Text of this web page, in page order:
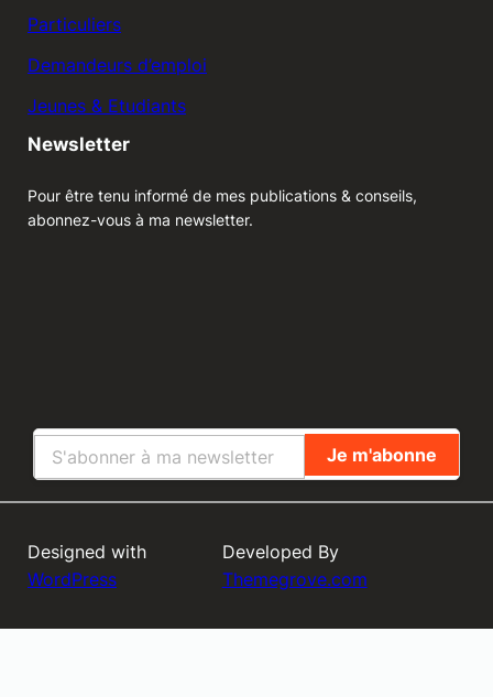
Particuliers
Demandeurs d’emploi
Jeunes & Etudiants
Newsletter
Pour être tenu informé de mes publications & conseils,
abonnez-vous à ma newsletter.
Designed with
WordPress
Developed By
Themegrove.com